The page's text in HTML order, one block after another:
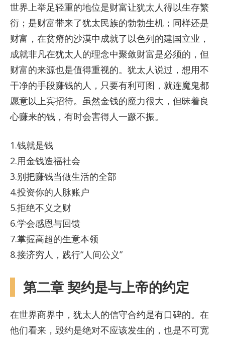
世界上举足轻重的地位是财富让犹太人得以生存繁
衍；是财富带来了犹太民族的勃勃生机；同样还是
财富，在贫瘠的沙漠中成就了以色列的建国立业，
成就非凡在犹太人的理念中聚敛财富是必须的，但
财富的来源也是值得重视的。犹太人说过，想用不
干净的手段赚钱的人，只要有利可图，就连魔鬼都
愿意以上宾招待。虽然金钱的魔力很大，但昧着良
心赚来的钱，有时会害得人一蹶不振。
1.钱就是钱
2.用金钱造福社会
3.别把赚钱当做生活的全部
4.投资你的人脉账户
5.拒绝不义之财
6.学会感恩与回馈
7.掌握高超的生意本领
8.接济穷人，践行“人间公义”
第二章 契约是与上帝的约定
在世界商界中，犹太人的信守合约是有口碑的。在
他们看来，毁约是绝对不应该发生的，也是不可宽